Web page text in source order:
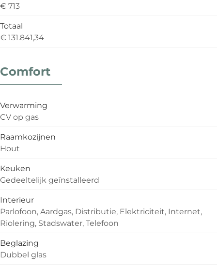
€ 713
Totaal
€ 131.841,34
Comfort
Verwarming
CV op gas
Raamkozijnen
Hout
Keuken
Gedeeltelijk geïnstalleerd
Interieur
Parlofoon, Aardgas, Distributie, Elektriciteit, Internet,
Riolering, Stadswater, Telefoon
Beglazing
Dubbel glas